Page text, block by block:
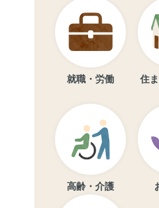
就職・労働
住
高齢・介護